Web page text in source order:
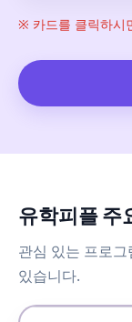
※ 카드를 클릭하시
유학피플 주
관심 있는 프로
있습니다.